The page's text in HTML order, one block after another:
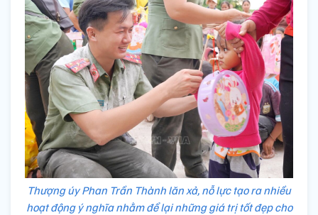
Thượng úy Phan Trần Thành lăn xả, nỗ lực tạo ra nhiều
hoạt động ý nghĩa nhằm để lại những giá trị tốt đẹp cho